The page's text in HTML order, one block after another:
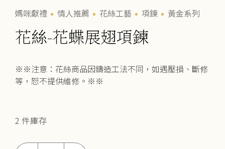
媽咪獻禮 情人推薦 花絲工藝 項鍊 黃金系列
花絲-花蝶展翅項鍊
※※注意：花絲商品因鑄造工法不同，如遇壓損、斷修
等，恕不提供維修。※※
2 件庫存